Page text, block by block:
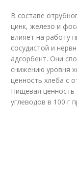
В составе
цинк, железо и
влияет на работу
сосудистой и
адсорбент. Они
снижению уровня
ценность хлеба с
Пищевая ценность
углеводов в 100 г